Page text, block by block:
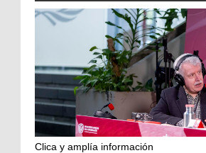
Clica y amplía información